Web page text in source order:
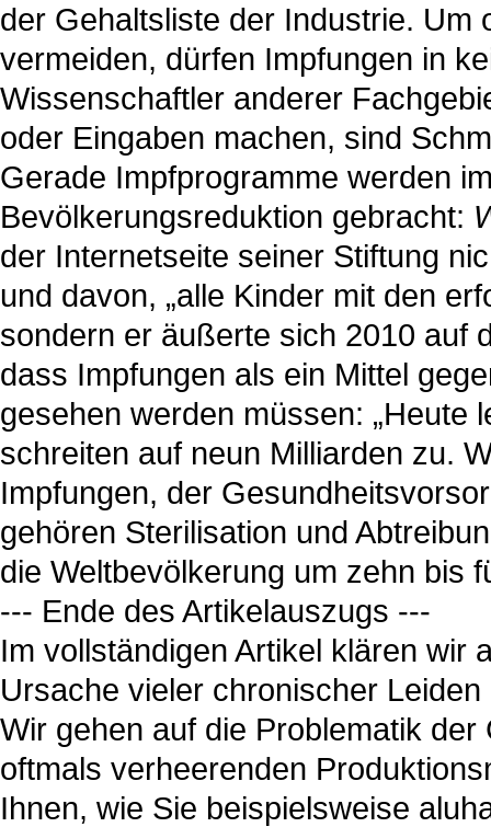
der Gehaltsliste der Industrie. Um
vermeiden, dürfen Impfungen in
Wissenschaftler anderer
oder Eingaben machen, sind
Gerade Impfprogramme werden
Bevölkerungsreduktion gebracht:
der Internetseite seiner Stiftung
und davon, „alle Kinder mit den
sondern er äußerte sich 2010 auf
dass Impfungen als ein Mittel
gesehen werden müssen: „Heute
schreiten auf neun Milliarden zu.
Impfungen, der
gehören Sterilisation und
die Weltbevölkerung um zehn bis
--- Ende des Artikelauszugs ---
Im vollständigen Artikel klären wir
Ursache vieler chronischer
Wir gehen auf die Problematik
oftmals verheerenden
Ihnen, wie Sie beispielsweise